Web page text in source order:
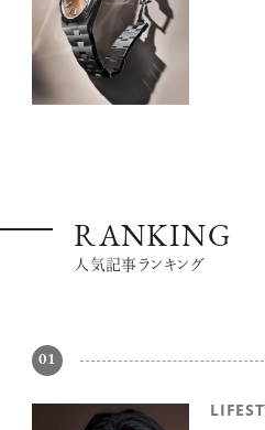
RANKING
人気記事ランキング
01